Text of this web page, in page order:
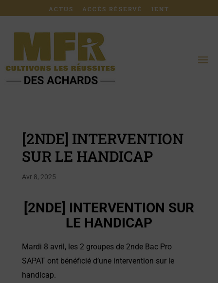
ACTUS ACCÈS RÉSERVÉ IENT
[2NDE] INTERVENTION
SUR LE HANDICAP
Avr 8, 2025
[2NDE] INTERVENTION SUR
LE HANDICAP
Mardi 8 avril, les 2 groupes de 2nde Bac Pro
SAPAT ont bénéficié d’une intervention sur le
handicap.